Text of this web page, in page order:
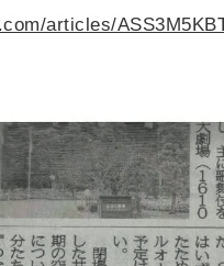
articles/